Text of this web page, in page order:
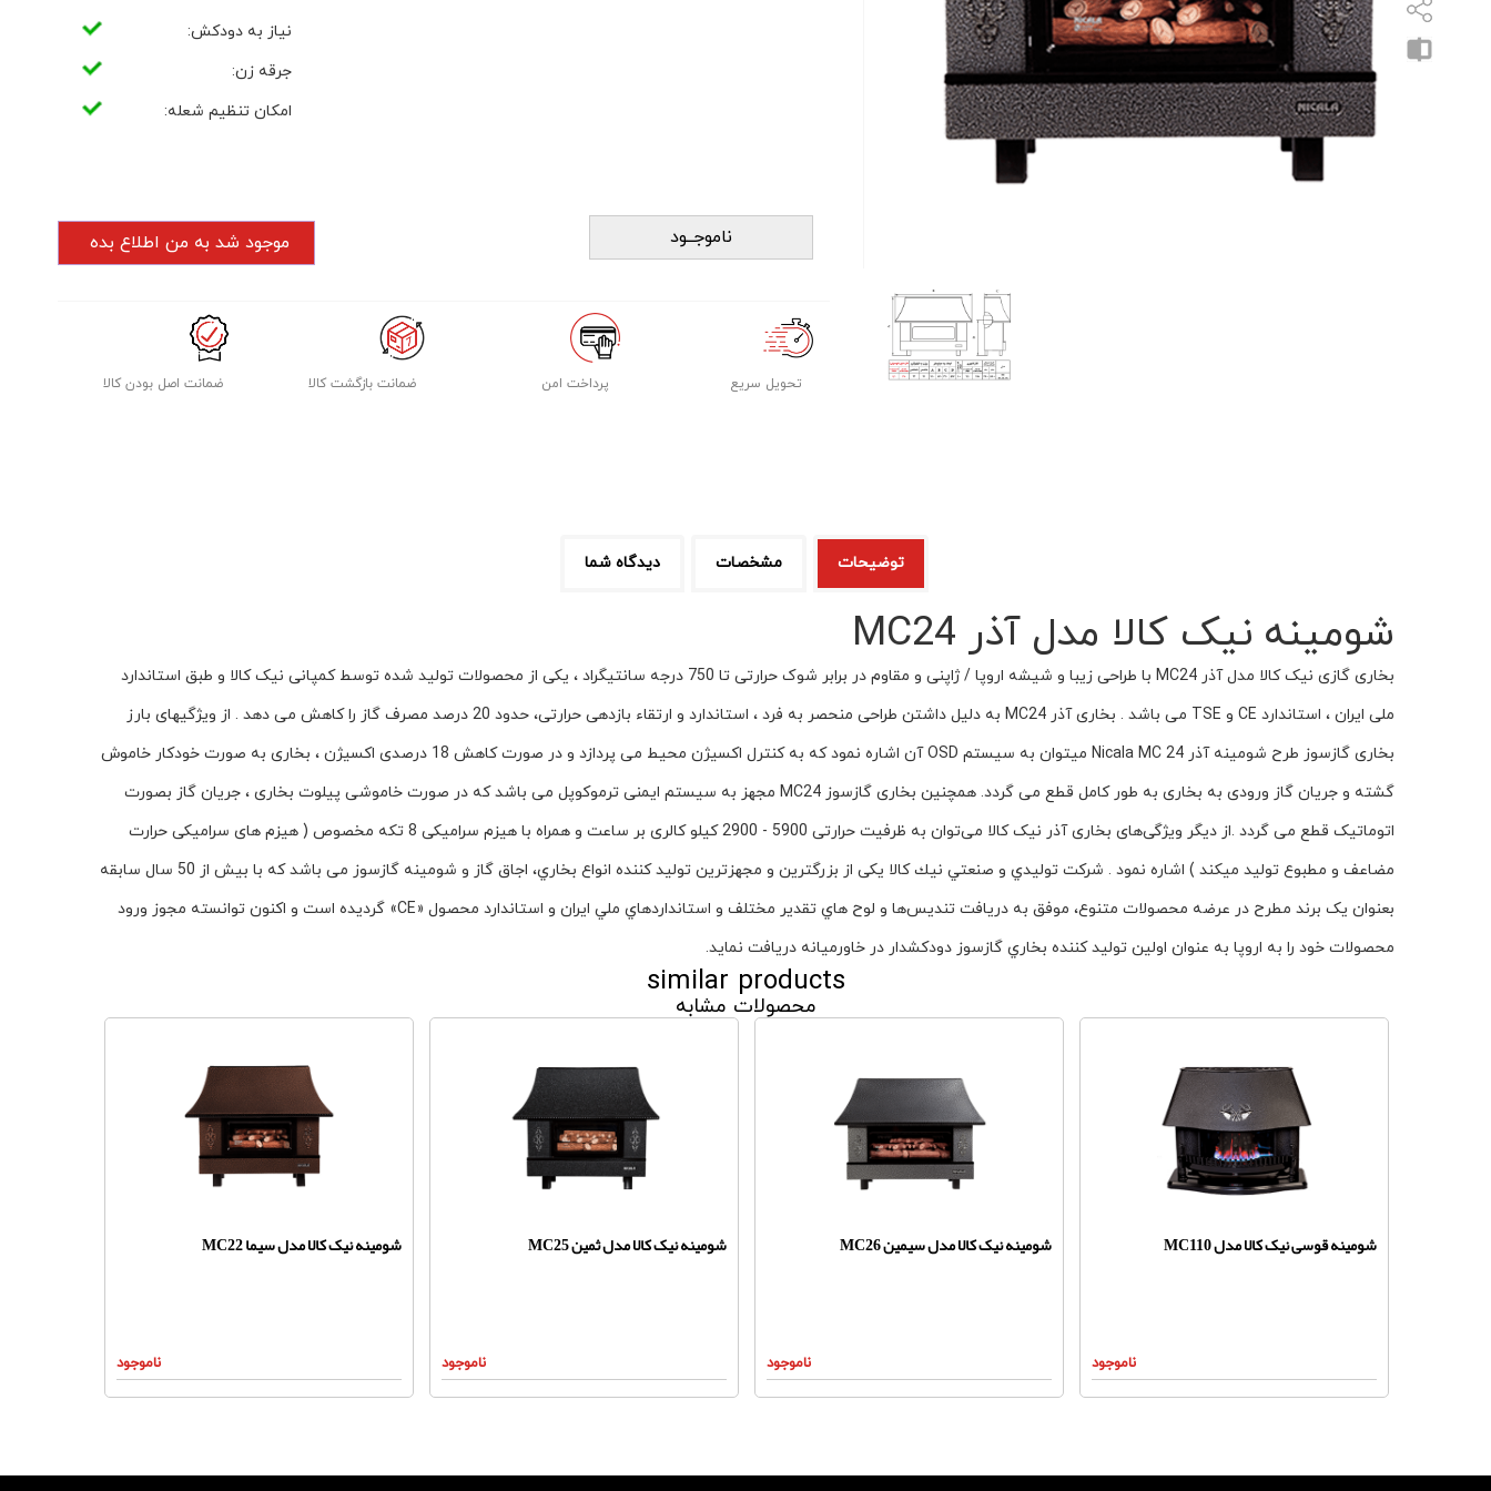
نیاز به دودکش:
جرقه زن:
امکان تنظیم شعله:
ناموجــود
تحویل سریع پرداخت امن ضمانت بازگشت کالا ضمانت اصل بودن کالا
توضیحات مشخصات دیدگاه شما
شومینه نیک کالا مدل آذر MC24
بخاری گازی نیک کالا مدل آذر MC24 با طراحی زیبا و شیشه اروپا / ژاپنی و مقاوم در برابر شوک حرارتی تا 750 درجه سانتیگراد ، یکی از محصولات تولید شده توسط کمپانی نیک کالا و طبق استاندارد
ملی ایران ، استاندارد CE و TSE می باشد . بخاری آذر MC24 به دلیل داشتن طراحی منحصر به فرد ، استاندارد و ارتقاء بازدهی حرارتی، حدود 20 درصد مصرف گاز را کاهش می دهد . از ویژگیهای بارز
بخاری گازسوز طرح شومینه آذر Nicala MC 24 میتوان به سیستم OSD آن اشاره نمود که به کنترل اکسیژن محیط می پردازد و در صورت کاهش 18 درصدی اکسیژن ، بخاری به صورت خودکار خاموش
گشته و جریان گاز ورودی به بخاری به طور کامل قطع می گردد. همچنین بخاری گازسوز MC24 مجهز به سیستم ایمنی ترموکوپل می باشد که در صورت خاموشی پیلوت بخاری ، جریان گاز بصورت
اتوماتیک قطع می گردد .از دیگر ویژگی‌‌های بخاری آذر نیک کالا می‌توان به ظرفیت حرارتی 5900 - 2900 کیلو کالری بر ساعت و همراه با هیزم سرامیکی 8 تکه مخصوص ( هیزم های سرامیکی حرارت
مضاعف و مطبوع تولید میکند ) اشاره نمود . شركت توليدي و صنعتي نيك كالا یکی از بزرگترين و مجهزترين توليد كننده انواع بخاري، اجاق گاز و شومينه گازسوز می باشد که با بیش از 50 سال سابقه
بعنوان یک برند مطرح در عرضه محصولات متنوع، موفق به دريافت تنديس‌ها و لوح هاي تقدير مختلف و استانداردهاي ملي ايران و استاندارد محصول «CE» گردیده است و اکنون توانسته مجوز ورود
محصولات خود را به اروپا به عنوان اولين توليد كننده بخاري گازسوز دودكشدار در خاورميانه دريافت نمايد.
similar products
محصولات مشابه
شومینه نیک کالا مدل سیما MC22
ناموجود
شومینه نیک کالا مدل ثمین MC25
ناموجود
شومینه نیک کالا مدل سیمین MC26
ناموجود
شومینه قوسی نیک کالا مدل MC110
ناموجود